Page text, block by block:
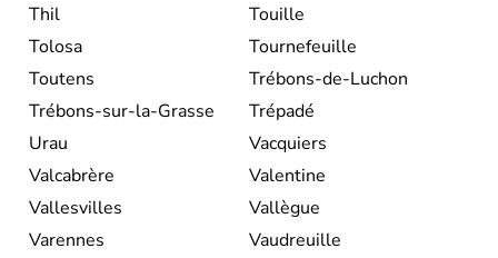
Thil
Touille
Tolosa
Tournefeuille
Toutens
Trébons-de-Luchon
Trébons-sur-la-Grasse
Trépadé
Urau
Vacquiers
Valcabrère
Valentine
Vallesvilles
Vallègue
Varennes
Vaudreuille